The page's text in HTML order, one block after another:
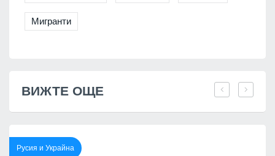
Мигранти
ВИЖТЕ ОЩЕ
Русия и Украйна